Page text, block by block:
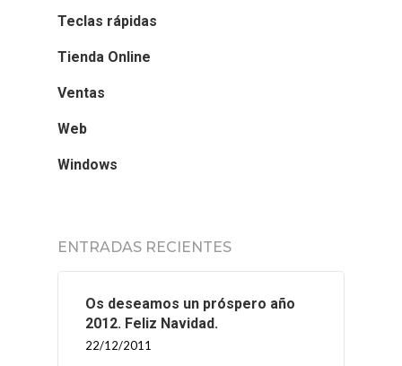
Teclas rápidas
Tienda Online
Ventas
Web
Windows
ENTRADAS RECIENTES
Os deseamos un próspero año
2012. Feliz Navidad.
22/12/2011